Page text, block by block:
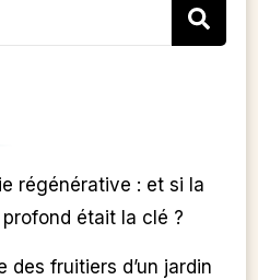
régénérative : et si la
était la clé ?
des fruitiers d’un jardin